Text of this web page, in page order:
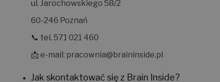
ul. Jarochowskiego 58/2
60-246 Poznań
📞 tel. 571 021 460
📩 e-mail: pracownia@braininside.pl
Jak skontaktować się z Brain Inside?